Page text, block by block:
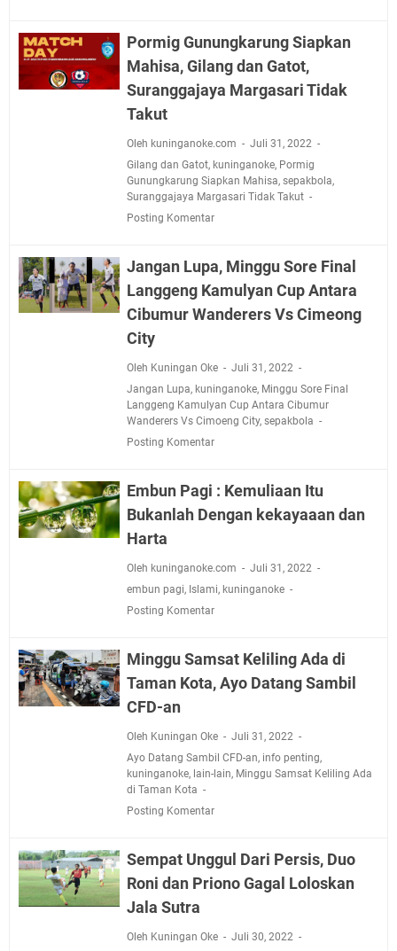
Pormig Gunungkarung Siapkan
Mahisa, Gilang dan Gatot,
Suranggajaya Margasari Tidak
Takut
Oleh kuninganoke.com
Juli 31, 2022
Gilang dan Gatot, kuninganoke, Pormig
Gunungkarung Siapkan Mahisa, sepakbola,
Suranggajaya Margasari Tidak Takut
Posting Komentar
Jangan Lupa, Minggu Sore Final
Langgeng Kamulyan Cup Antara
Cibumur Wanderers Vs Cimeong
City
Oleh Kuningan Oke
Juli 31, 2022
Jangan Lupa, kuninganoke, Minggu Sore Final
Langgeng Kamulyan Cup Antara Cibumur
Wanderers Vs Cimoeng City, sepakbola
Posting Komentar
Embun Pagi : Kemuliaan Itu
Bukanlah Dengan kekayaaan dan
Harta
Oleh kuninganoke.com
Juli 31, 2022
embun pagi, Islami, kuninganoke
Posting Komentar
Minggu Samsat Keliling Ada di
Taman Kota, Ayo Datang Sambil
CFD-an
Oleh Kuningan Oke
Juli 31, 2022
Ayo Datang Sambil CFD-an, info penting,
kuninganoke, lain-lain, Minggu Samsat Keliling Ada
di Taman Kota
Posting Komentar
Sempat Unggul Dari Persis, Duo
Roni dan Priono Gagal Loloskan
Jala Sutra
Oleh Kuningan Oke
Juli 30, 2022